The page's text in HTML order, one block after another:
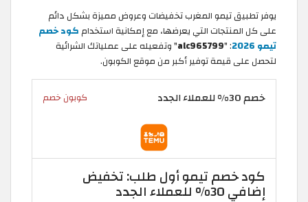
يوفر تطبيق تيمو المغرب تخفيضات وعروض مميزة بشكل دائم
على كل المنتجات التي يعرضها، مع إمكانية استخدام كود خصم
تيمو 2026
: "
alc965799" وتفعيله على عملياتك الشرائية
لتحصل على قيمة توفير أكبر من موقع الكوبون.
خصم 30% للعملاء الجدد كوبون خصم
كود خصم تيمو أول طلب: تخفيض
إضافي 30% للعملاء الجدد